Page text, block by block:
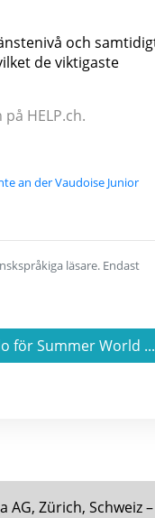
och
de viktigaste
HELP.ch.
an der Vaudoise Junior
läsare. Endast
för Summer World ...
AG, Zürich,